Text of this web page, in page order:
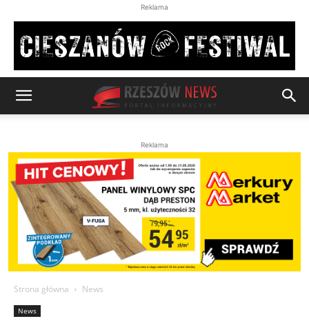
Reklama
Reklama
Strona główna News
News